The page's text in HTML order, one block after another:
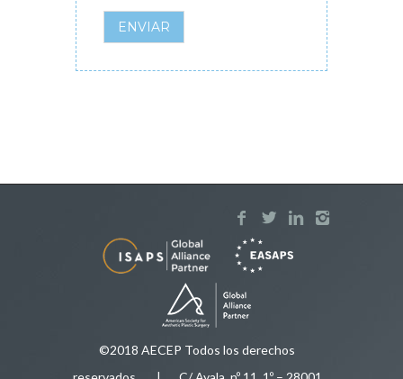
ENVIAR
©2018 AECEP Todos los derechos